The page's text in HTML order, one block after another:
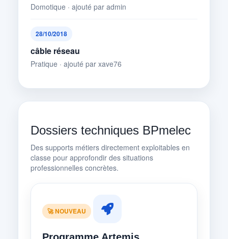
Domotique · ajouté par admin
28/10/2018
câble réseau
Pratique · ajouté par xave76
Dossiers techniques BPmelec
Des supports métiers directement exploitables en
classe pour approfondir des situations
professionnelles concrètes.
🚀 NOUVEAU